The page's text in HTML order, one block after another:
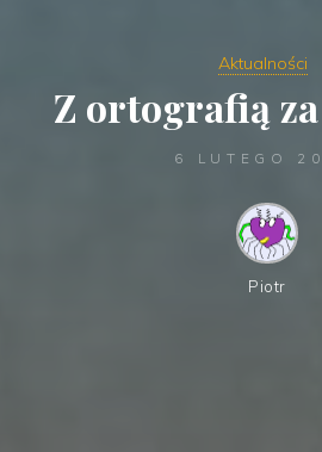
Aktualności
Z ortografią
6 LUTEGO
Piotr